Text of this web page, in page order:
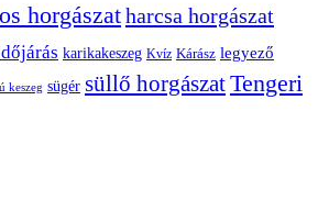
horgászatharcsa horgászat
karikakeszeg Kvíz Kárász legyező
keszeg sügér süllő horgászatTengeri